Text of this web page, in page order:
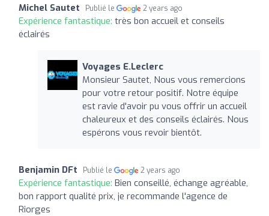
Michel Sautet Publié le 2 years ago
Expérience fantastique: très bon accueil et conseils
éclairés
Voyages E.Leclerc
Monsieur Sautet, Nous vous remercions
pour votre retour positif. Notre équipe
est ravie d'avoir pu vous offrir un accueil
chaleureux et des conseils éclairés. Nous
espérons vous revoir bientôt.
Benjamin DFt Publié le 2 years ago
Expérience fantastique: Bien conseillé, échange agréable,
bon rapport qualité prix, je recommande l'agence de
Riorges